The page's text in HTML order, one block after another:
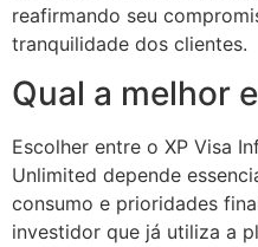
reafirmando seu
tranquilidade dos clientes.
Qual a melhor
Escolher entre o XP Visa
Unlimited depende
consumo e prioridades
investidor que já utiliza a